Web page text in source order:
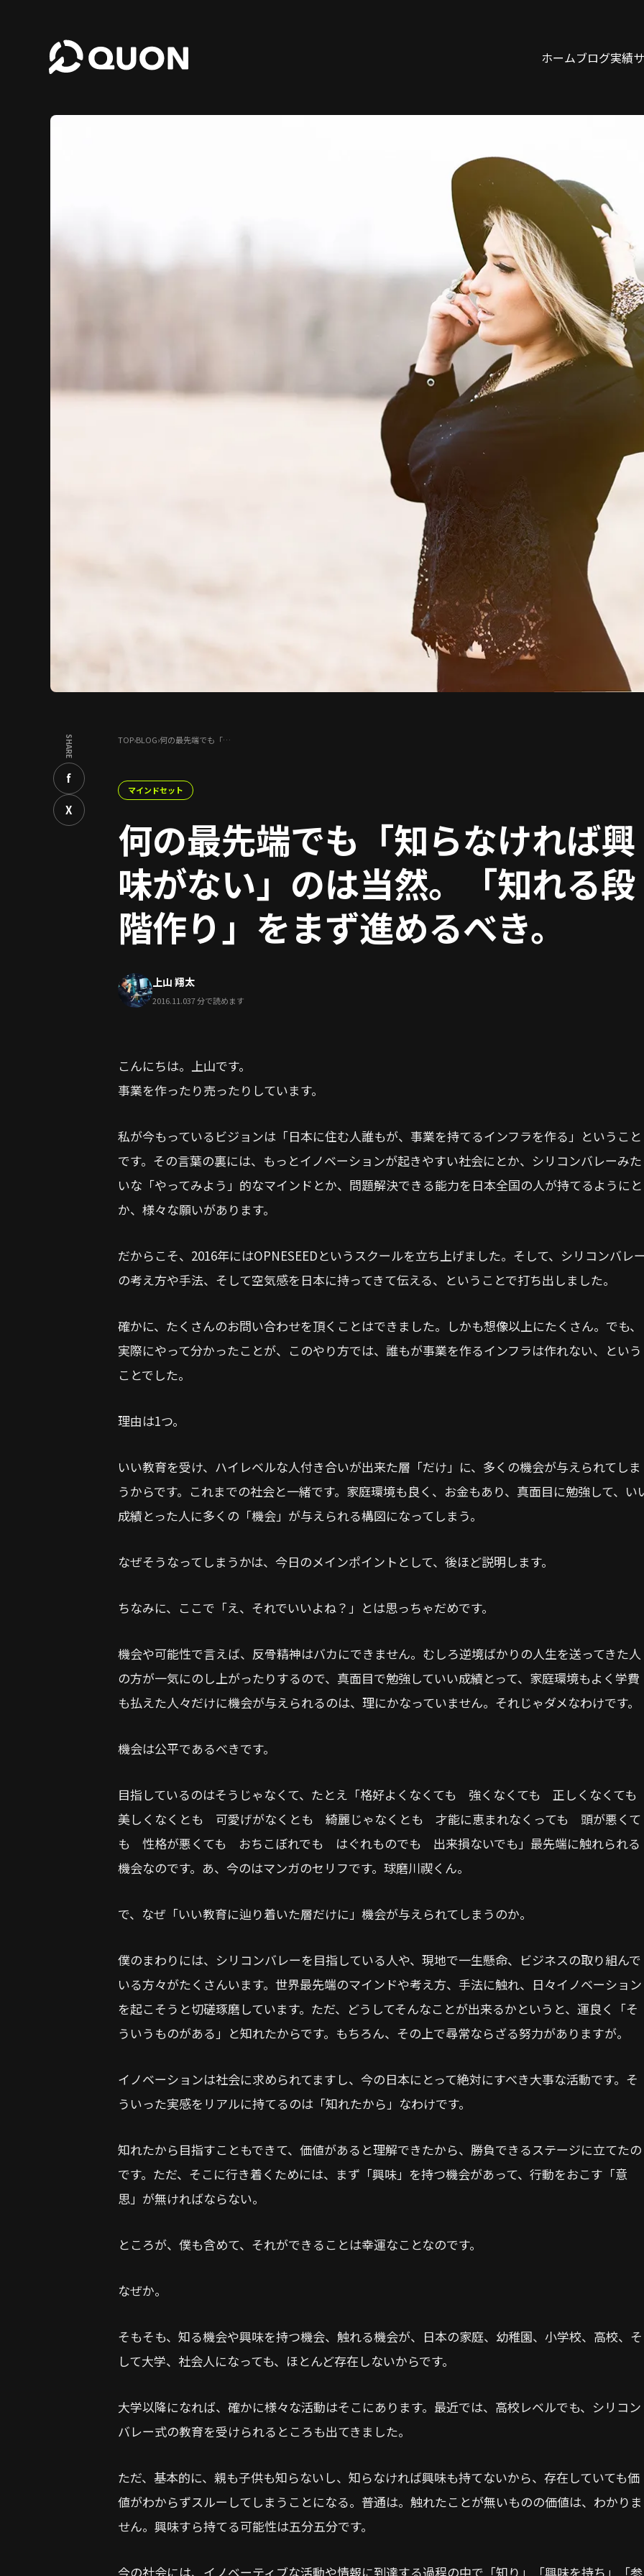
SHARE
f
X
TOP›BLOG›何の最先端でも「…
マインドセット
何の最先端でも「知らなければ興
味がない」のは当然。「知れる段
階作り」をまず進めるべき。
上山 翔太
2016.11.037 分で読めます
こんにちは。上山です。
事業を作ったり売ったりしています。
私が今もっているビジョンは「日本に住む人誰もが、事業を持てるインフラを作る」ということ
です。その言葉の裏には、もっとイノベーションが起きやすい社会にとか、シリコンバレーみた
いな「やってみよう」的なマインドとか、問題解決できる能力を日本全国の人が持てるようにと
か、様々な願いがあります。
だからこそ、2016年にはOPNESEEDというスクールを立ち上げました。そして、シリコンバレ
の考え方や手法、そして空気感を日本に持ってきて伝える、ということで打ち出しました。
確かに、たくさんのお問い合わせを頂くことはできました。しかも想像以上にたくさん。でも、
実際にやって分かったことが、このやり方では、誰もが事業を作るインフラは作れない、という
ことでした。
理由は1つ。
いい教育を受け、ハイレベルな人付き合いが出来た層「だけ」に、多くの機会が与えられてしま
うからです。これまでの社会と一緒です。家庭環境も良く、お金もあり、真面目に勉強して、い
成績とった人に多くの「機会」が与えられる構図になってしまう。
なぜそうなってしまうかは、今日のメインポイントとして、後ほど説明します。
ちなみに、ここで「え、それでいいよね？」とは思っちゃだめです。
機会や可能性で言えば、反骨精神はバカにできません。むしろ逆境ばかりの人生を送ってきた人
の方が一気にのし上がったりするので、真面目で勉強していい成績とって、家庭環境もよく学費
も払えた人々だけに機会が与えられるのは、理にかなっていません。それじゃダメなわけです。
機会は公平であるべきです。
目指しているのはそうじゃなくて、たとえ「格好よくなくても 強くなくても 正しくなくて
美しくなくとも 可愛げがなくとも 綺麗じゃなくとも 才能に恵まれなくっても 頭が悪くて
も 性格が悪くても おちこぼれでも はぐれものでも 出来損ないでも」最先端に触れられる
機会なのです。あ、今のはマンガのセリフです。球磨川禊くん。
で、なぜ「いい教育に辿り着いた層だけに」機会が与えられてしまうのか。
僕のまわりには、シリコンバレーを目指している人や、現地で一生懸命、ビジネスの取り組んで
いる方々がたくさんいます。世界最先端のマインドや考え方、手法に触れ、日々イノベーション
を起こそうと切磋琢磨しています。ただ、どうしてそんなことが出来るかというと、運良く「そ
ういうものがある」と知れたからです。もちろん、その上で尋常ならざる努力がありますが。
イノベーションは社会に求められてますし、今の日本にとって絶対にすべき大事な活動です。そ
ういった実感をリアルに持てるのは「知れたから」なわけです。
知れたから目指すこともできて、価値があると理解できたから、勝負できるステージに立てたの
です。ただ、そこに行き着くためには、まず「興味」を持つ機会があって、行動をおこす「意
思」が無ければならない。
ところが、僕も含めて、それができることは幸運なことなのです。
なぜか。
そもそも、知る機会や興味を持つ機会、触れる機会が、日本の家庭、幼稚園、小学校、高校、そ
して大学、社会人になっても、ほとんど存在しないからです。
大学以降になれば、確かに様々な活動はそこにあります。最近では、高校レベルでも、シリコン
バレー式の教育を受けられるところも出てきました。
ただ、基本的に、親も子供も知らないし、知らなければ興味も持てないから、存在していても価
値がわからずスルーしてしまうことになる。普通は。触れたことが無いものの価値は、わかりま
せん。興味すら持てる可能性は五分五分です。
今の社会には、イノベーティブな活動や情報に到達する過程の中で「知り」「興味を持ち」「参
ホームブログ実績